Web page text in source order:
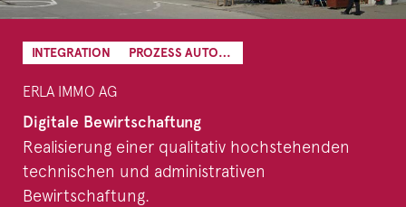
INTEGRATION PROZESS AUTOMATION
ERLA IMMO AG
Digitale Bewirtschaftung
Realisierung einer qualitativ hochstehenden
technischen und administrativen
Bewirtschaftung.